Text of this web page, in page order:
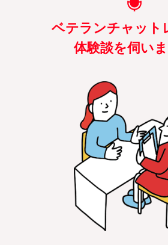
ベテランチャット
体験談を伺い